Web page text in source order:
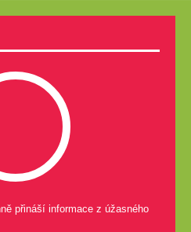
přináší informace z úžasného